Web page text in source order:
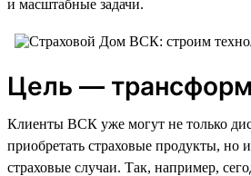
и масштабные задачи.
Цель —
Клиенты ВСК уже могут не только
приобретать страховые продукты, но
страховые случаи. Так, например,